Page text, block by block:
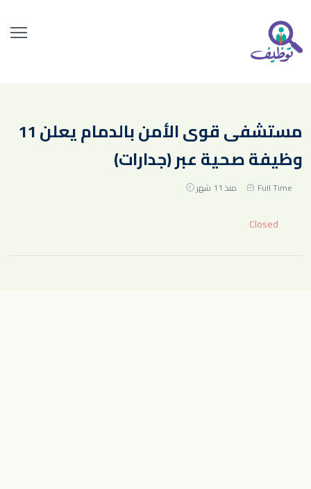
مستشفى قوى الأمن بالدمام يعلن 11
وظيفة صحية عبر (جدارات)
Full Time منذ 11 شهر
Closed